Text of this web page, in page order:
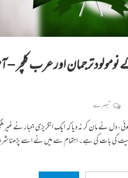
نومولود ترجمان اور عرب
تبصرے
دل نے مان کر نہ دیا کہ ایک انگریزی اخبار نے غیر
کی بات کی ہے۔ اہتمام سے میں نے اسے پڑھنا